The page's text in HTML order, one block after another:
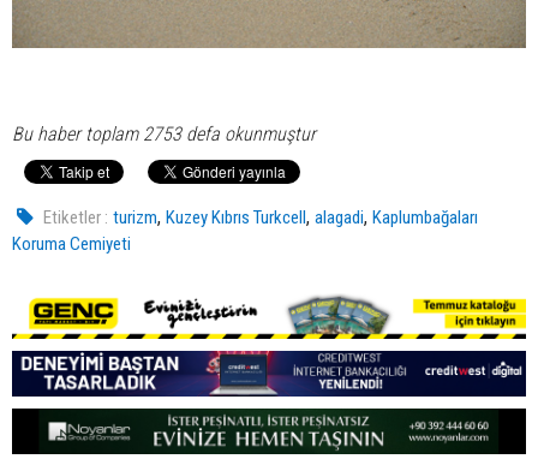
Bu haber toplam 2753 defa okunmuştur
Etiketler : turizm,Kuzey Kıbrıs Turkcell,alagadi,Kaplumbağaları
Koruma Cemiyeti